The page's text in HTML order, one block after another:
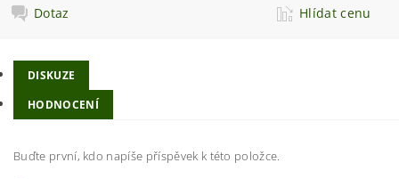
Dotaz
Hlídat cenu
DISKUZE
HODNOCENÍ
Buďte první, kdo napíše příspěvek k této položce.